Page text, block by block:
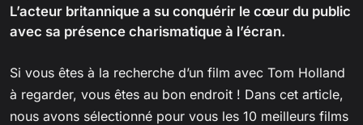
L’acteur britannique a su conquérir le cœur du public
avec sa présence charismatique à l’écran.
Si vous êtes à la recherche d’un film avec Tom Holland
à regarder, vous êtes au bon endroit ! Dans cet article,
nous avons sélectionné pour vous les 10 meilleurs films